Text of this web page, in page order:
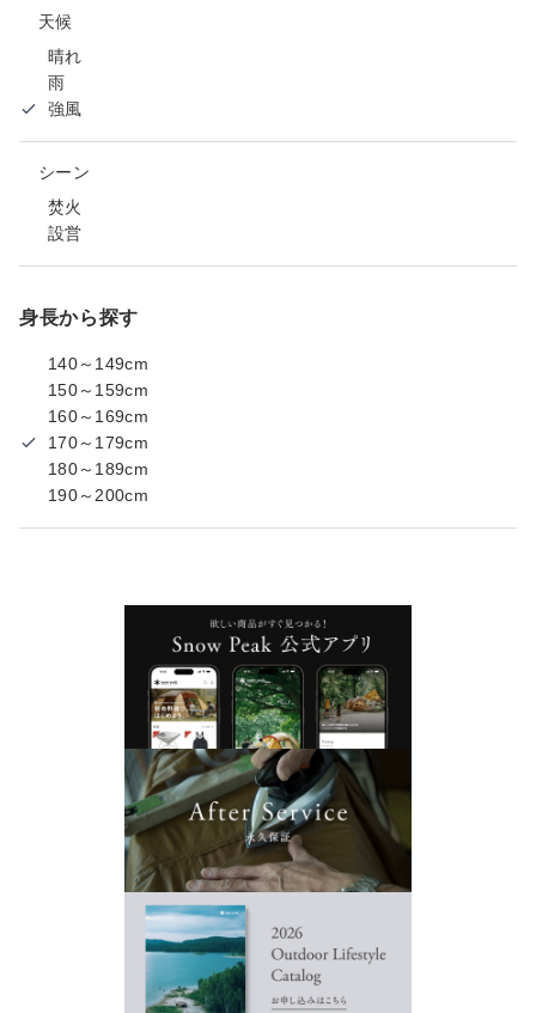
天候
晴れ
雨
強風
シーン
焚火
設営
身長から探す
140～149cm
150～159cm
160～169cm
170～179cm
180～189cm
190～200cm